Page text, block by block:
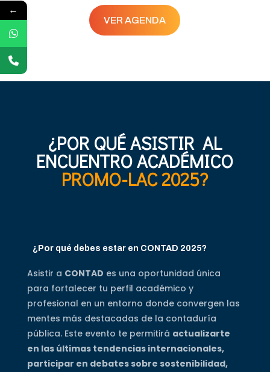
VER AGENDA
¿POR QUÉ ASISTIR AL
ENCUENTRO ACADÉMICO
PROMO-LAC 2025?
¿Por qué debes estar en CONTAD 2025?
Asistir a CONTAD es una oportunidad única
para fortalecer tu perfil académico y
profesional en un entorno donde convergen las
mentes más destacadas de la contaduría
pública. Este evento te permitirá actualizarte
en las últimas tendencias internacionales,
participar en debates sobre sostenibilidad,
←